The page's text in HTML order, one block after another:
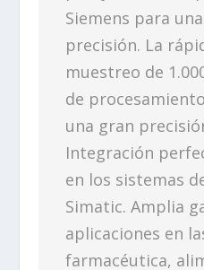
Siemens para
precisión. La
muestreo de
de
una gran
Integración
en los sistemas
Simatic. Amplia
aplicaciones en
farmacéutica,